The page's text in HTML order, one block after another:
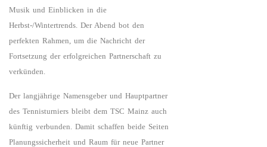
Musik und Einblicken in die
Herbst-/Wintertrends. Der Abend bot den
perfekten Rahmen, um die Nachricht der
Fortsetzung der erfolgreichen Partnerschaft zu
verkünden.
Der langjährige Namensgeber und Hauptpartner
des Tennisturniers bleibt dem TSC Mainz auch
künftig verbunden. Damit schaffen beide Seiten
Planungssicherheit und Raum für neue Partner